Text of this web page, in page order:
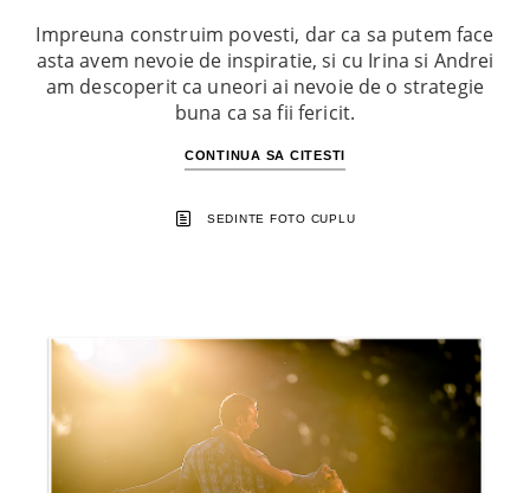
Impreuna construim povesti, dar ca sa putem face
asta avem nevoie de inspiratie, si cu Irina si Andrei
am descoperit ca uneori ai nevoie de o strategie
buna ca sa fii fericit.
CONTINUA SA CITESTI
SEDINTE FOTO CUPLU